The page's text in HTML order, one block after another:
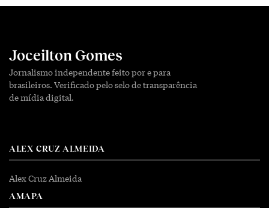
Joceilton Gomes
Jornalismo independente feito por e para
brasileiros. Verificado pelo selo de transparência
de mídia digital.
ALEX CRUZ ALMEIDA
Alex Cruz Almeida
AMAPA